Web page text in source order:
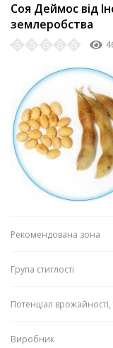
Соя Деймос від
землеробства
Рекомендована зона
Група стиглості
Потенціал врожайності,
Виробник